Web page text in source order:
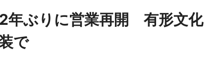
年ぶりに営業再開 有形文化
で